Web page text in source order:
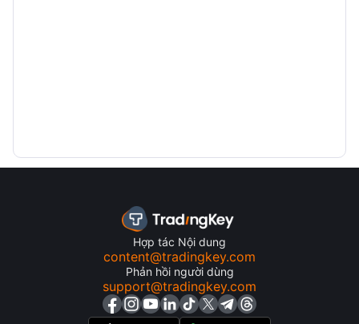
Hợp tác Nội dung
content@tradingkey.com
Phản hồi người dùng
support@tradingkey.com